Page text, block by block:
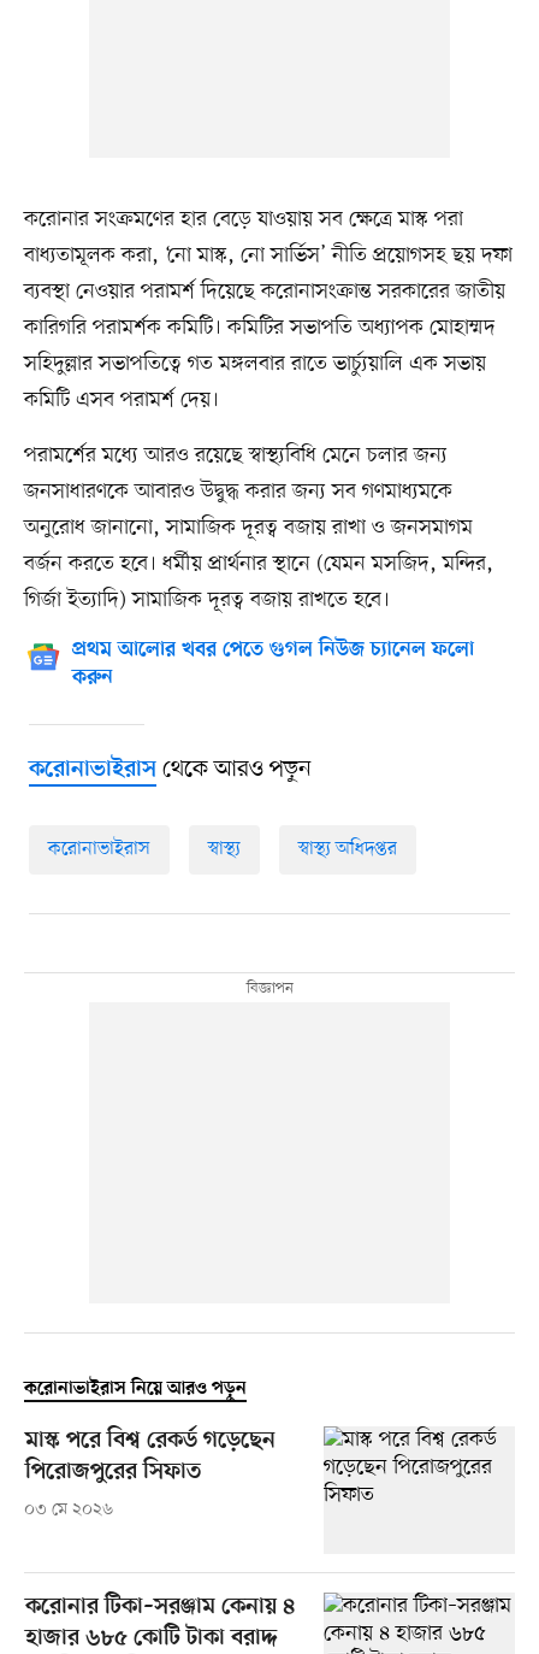
করোনার সংক্রমণের হার বেড়ে যাওয়ায় সব ক্ষেত্রে মাস্ক পরা
বাধ্যতামূলক করা, ‘নো মাস্ক, নো সার্ভিস’ নীতি প্রয়োগসহ ছয় দফা
ব্যবস্থা নেওয়ার পরামর্শ দিয়েছে করোনাসংক্রান্ত সরকারের জাতীয়
কারিগরি পরামর্শক কমিটি। কমিটির সভাপতি অধ্যাপক মোহাম্মদ
সহিদুল্লার সভাপতিত্বে গত মঙ্গলবার রাতে ভার্চ্যুয়ালি এক সভায়
কমিটি এসব পরামর্শ দেয়।
পরামর্শের মধ্যে আরও রয়েছে স্বাস্থ্যবিধি মেনে চলার জন্য
জনসাধারণকে আবারও উদ্বুদ্ধ করার জন্য সব গণমাধ্যমকে
অনুরোধ জানানো, সামাজিক দূরত্ব বজায় রাখা ও জনসমাগম
বর্জন করতে হবে। ধর্মীয় প্রার্থনার স্থানে (যেমন মসজিদ, মন্দির,
গির্জা ইত্যাদি) সামাজিক দূরত্ব বজায় রাখতে হবে।
প্রথম আলোর খবর পেতে গুগল নিউজ চ্যানেল ফলো
করুন
করোনাভাইরাসথেকে আরও পড়ুন
করোনাভাইরাস স্বাস্থ্য স্বাস্থ্য অধিদপ্তর
করোনাভাইরাস নিয়ে আরও পড়ুন
মাস্ক পরে বিশ্ব রেকর্ড গড়েছেন
পিরোজপুরের সিফাত
০৩ মে ২০২৬
করোনার টিকা–সরঞ্জাম কেনায় ৪
হাজার ৬৮৫ কোটি টাকা বরাদ্দ